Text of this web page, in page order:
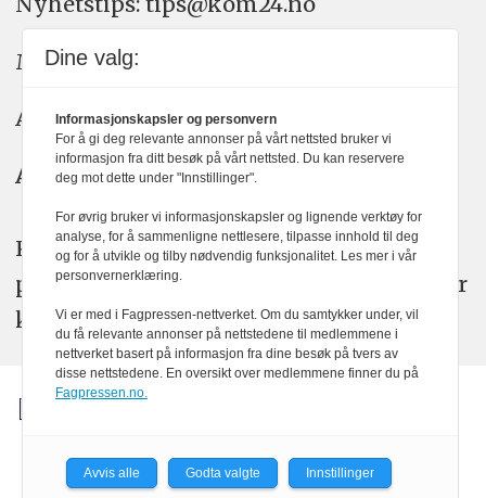
Meninger: meninger@kom24.no
Annonse: annonse@watchmedia.no
Abonnement:kom24@watchmedia.no
KOM24 arbeider etter Vær Varsom-
plakatens regler for god presseskikk. Her
kan du lese mer omPFUsarbeid.
Dine valg:
Informasjonskapsler og personvern
For å gi deg relevante annonser på vårt nettsted bruker vi
informasjon fra ditt besøk på vårt nettsted. Du kan reservere
deg mot dette under "Innstillinger".
For øvrig bruker vi informasjonskapsler og lignende verktøy for
analyse, for å sammenligne nettlesere, tilpasse innhold til deg
og for å utvikle og tilby nødvendig funksjonalitet. Les mer i vår
personvernerklæring.
Vi er med i Fagpressen-nettverket. Om du samtykker under, vil
du få relevante annonser på nettstedene til medlemmene i
nettverket basert på informasjon fra dine besøk på tvers av
disse nettstedene. En oversikt over medlemmene finner du på
Fagpressen.no.
Avvis alle Godta valgte Innstillinger